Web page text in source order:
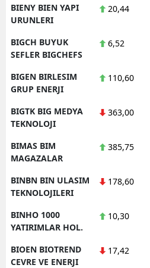
BIENY BIEN YAPI
URUNLERI
20,44
BIGCH BUYUK
SEFLER BIGCHEFS
6,52
BIGEN BIRLESIM
GRUP ENERJI
110,60
BIGTK BIG MEDYA
TEKNOLOJI
363,00
BIMAS BIM
MAGAZALAR
385,75
BINBN BIN ULASIM
TEKNOLOJILERI
178,60
BINHO 1000
YATIRIMLAR HOL.
10,30
BIOEN BIOTREND
CEVRE VE ENERJI
17,42